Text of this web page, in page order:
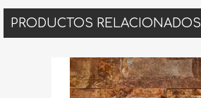
PRODUCTOS RELACIONADOS